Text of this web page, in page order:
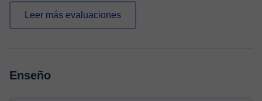
Leer más evaluaciones
Enseño